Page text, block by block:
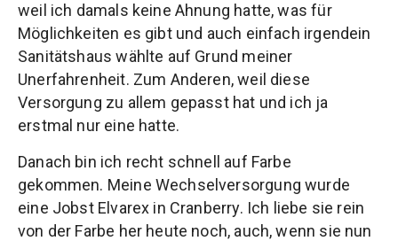
weil ich damals keine Ahnung hatte, was für
Möglichkeiten es gibt und auch einfach irgendein
Sanitätshaus wählte auf Grund meiner
Unerfahrenheit. Zum Anderen, weil diese
Versorgung zu allem gepasst hat und ich ja
erstmal nur eine hatte.
Danach bin ich recht schnell auf Farbe
gekommen. Meine Wechselversorgung wurde
eine Jobst Elvarex in Cranberry. Ich liebe sie rein
von der Farbe her heute noch, auch, wenn sie nun